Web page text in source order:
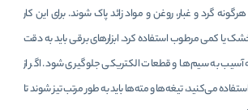
از هرگونه گرد و غبار، روغن و مواد زائد پاک شوند. برای این کار
یا کمی مرطوب استفاده کرد. ابزارهای برقی باید به دقت
آسیب به سیم‌ها و قطعات الکتریکی جلوگیری شود. اگر از
استفاده می‌کنید، تیغه‌ها و مته‌ها باید به طور مرتب تیز شوند تا